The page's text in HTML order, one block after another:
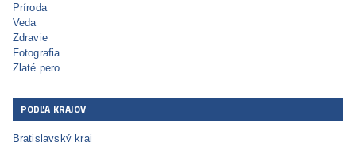
Príroda
Veda
Zdravie
Fotografia
Zlaté pero
PODĽA KRAJOV
Bratislavský kraj